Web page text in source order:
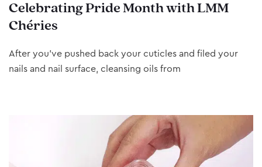
Celebrating Pride Month with LMM
Chéries
After you’ve pushed back your cuticles and filed your
nails and nail surface, cleansing oils from